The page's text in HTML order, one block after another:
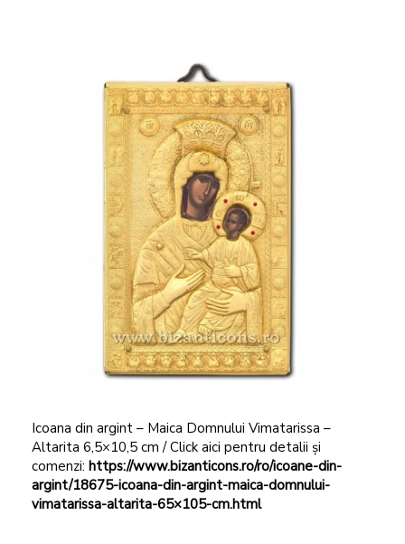
Icoana din argint – Maica Domnului Vimatarissa –
Altarita 6,5×10,5 cm / Click aici pentru detalii și
comenzi: https://www.bizanticons.ro/ro/icoane-din-
argint/18675-icoana-din-argint-maica-domnului-
vimatarissa-altarita-65×105-cm.html